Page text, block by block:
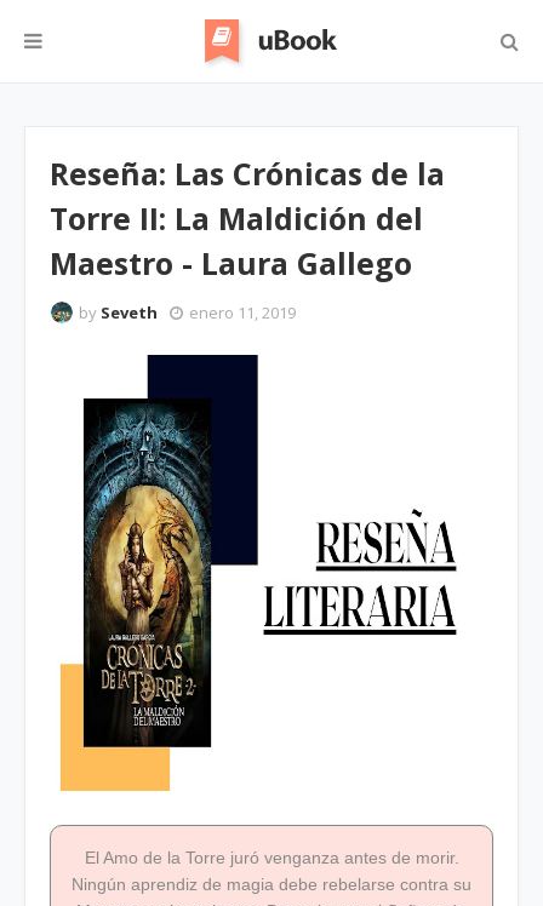
Reseña: Las Crónicas de la
Torre II: La Maldición del
Maestro - Laura Gallego
by Seveth enero 11, 2019
El Amo de la Torre juró venganza antes de morir.
Ningún aprendiz de magia debe rebelarse contra su